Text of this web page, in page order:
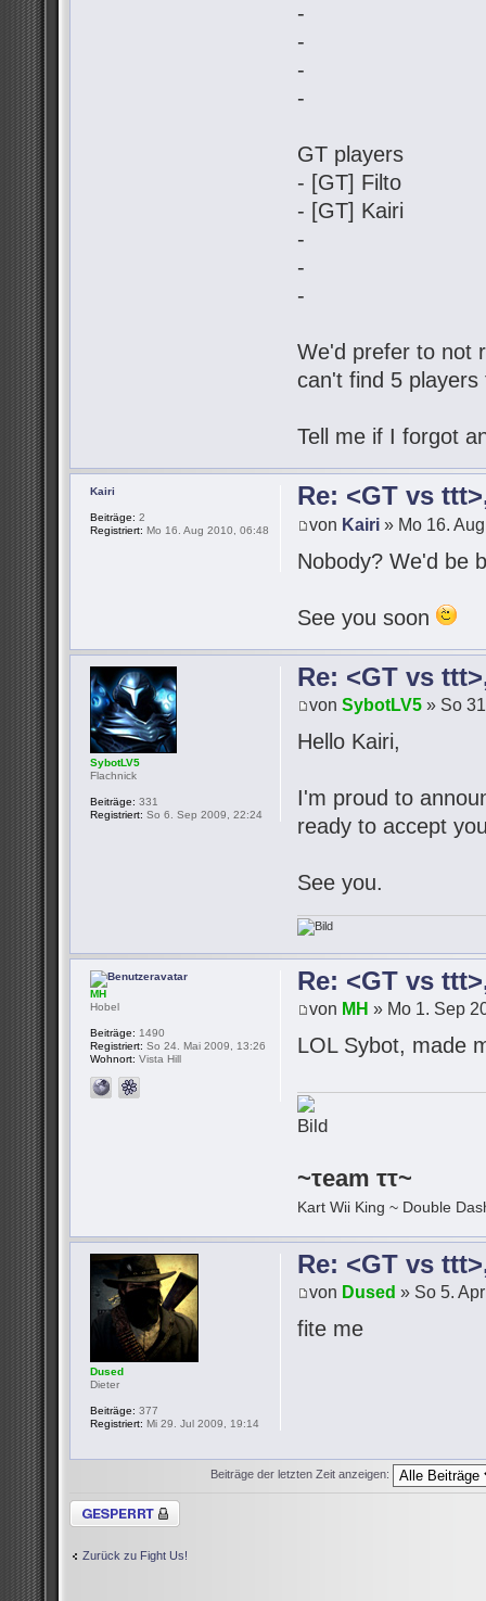
-
-
-
-
GT players
- [GT] Filto
- [GT] Kairi
-
-
-
We'd prefer to not
can't find 5
Tell me if I forgot
Re: <GT vs
von Kairi » Mo 16.
Nobody? We'd be
See you soon
Kairi
Beiträge: 2
Registriert: Mo 16. Aug 2010, 06:48
Re: <GT vs
vonSybotLV5 » So
Hello Kairi,
I'm proud to
ready to accept
See you.
SybotLV5
Flachnick
Beiträge: 331
Registriert: So 6. Sep 2009, 22:24
Re: <GT vs
von MH » Mo 1. Sep
LOL Sybot, made
~τeam ττ~
Kart Wii King ~ Double
MH
Hobel
Beiträge: 1490
Registriert: So 24. Mai 2009, 13:26
Wohnort: Vista Hill
Re: <GT vs
von Dused » So 5.
fite me
Dused
Dieter
Beiträge: 377
Registriert: Mi 29. Jul 2009, 19:14
Beiträge der letzten Zeit anzeigen:
Thema gesperrt
Zurück zu Fight Us!